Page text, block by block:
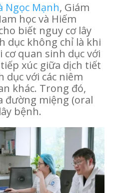
Ngọc Mạnh, Giám
học và Hiếm
biết nguy cơ lây
dục không chỉ là khi
cơ quan sinh dục với
xúc giữa dịch tiết
dục với các niêm
khác. Trong đó,
đường miệng (oral
bệnh.